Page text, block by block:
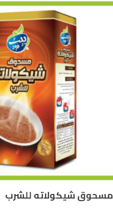
مسحوق شيكولاته للشرب